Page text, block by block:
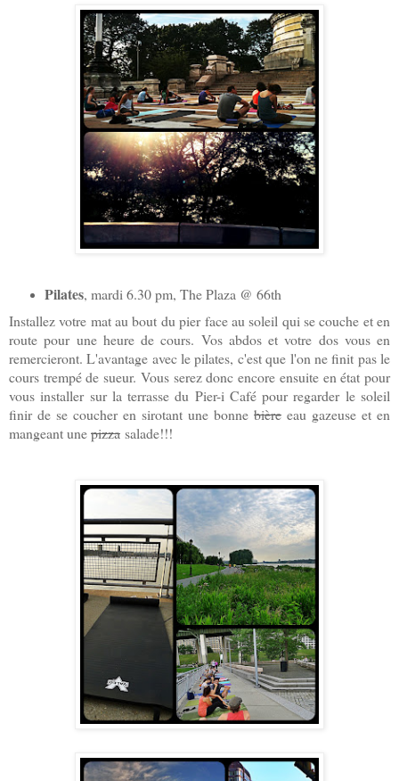
Pilates, mardi 6.30 pm, The Plaza @ 66th
Installez votre mat au bout du pier face au soleil qui se couche et en
route pour une heure de cours. Vos abdos et votre dos vous en
remercieront. L'avantage avec le pilates, c'est que l'on ne finit pas le
cours trempé de sueur. Vous serez donc encore ensuite en état pour
vous installer sur la terrasse du Pier-i Café pour regarder le soleil
finir de se coucher en sirotant une bonne bière eau gazeuse et en
mangeant unepizza salade!!!